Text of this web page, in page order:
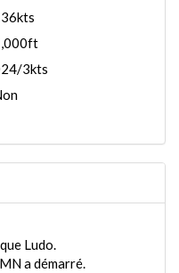
3kts
Ludo.
a démarré.